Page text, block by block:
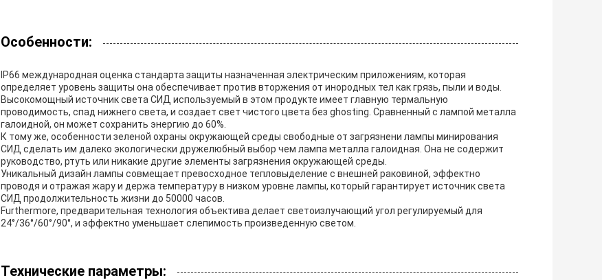
Особенности:
IP66 международная оценка стандарта защиты назначенная электрическим приложениям, которая
определяет уровень защиты она обеспечивает против вторжения от инородных тел как грязь, пыли и воды.
Высокомощный источник света СИД используемый в этом продукте имеет главную термальную
проводимость, спад нижнего света, и создает свет чистого цвета без ghosting. Сравненный с лампой металла
галоидной, он может сохранить энергию до 60%.
К тому же, особенности зеленой охраны окружающей среды свободные от загрязнени лампы минирования
СИД сделать им далеко экологически дружелюбный выбор чем лампа металла галоидная. Она не содержит
руководство, ртуть или никакие другие элементы загрязнения окружающей среды.
Уникальный дизайн лампы совмещает превосходное тепловыделение с внешней раковиной, эффектно
проводя и отражая жару и держа температуру в низком уровне лампы, который гарантирует источник света
СИД продолжительность жизни до 50000 часов.
Furthermore, предварительная технология объектива делает светоизлучающий угол регулируемый для
24°/36°/60°/90°, и эффектно уменьшает слепимость произведенную светом.
Технические параметры: